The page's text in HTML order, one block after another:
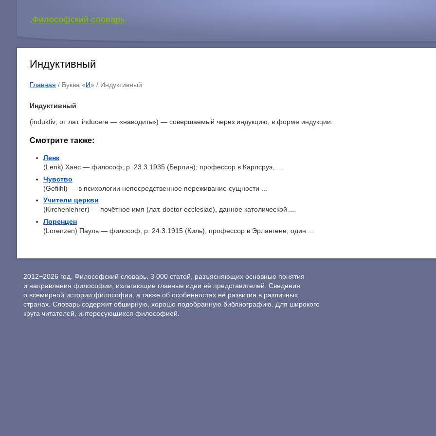
.Философский словарь
Индуктивный
Главная / Буква «И» / Индуктивный
Индуктивный
(induktiv; от лат. inducere — «наводить») — совершаемый через индукцию, в форме индукции.
Смотрите также:
Ленк
(Lenk) Ханс — философ; p. 23.3.1935 (Берлин); профессор в Карлсруэ, ...
Чувство
(Gefiihl) — в психологии непосредственное переживание сущности ...
Учители церкви
(Kirchenlehrer) — почётное имя (лат. doctor ecclesiae), данное католической ...
Лоренцен
(Lorenzen) Пауль — философ; p. 24.3.1915 (Киль), профессор в Эрлангене, один ...
2012−2026 год. Философский словарь. 3 000 статей, разъясняющих основные понятия
и направления философии, излагающие главные идеи её представителей. Сведения
о всемирной истории философии, а также об особенностях её развития в различных
странах. Словарь содержит обширную, хорошо подобранную библиографию. Для широкого
круга читателей, интересующихся философией.